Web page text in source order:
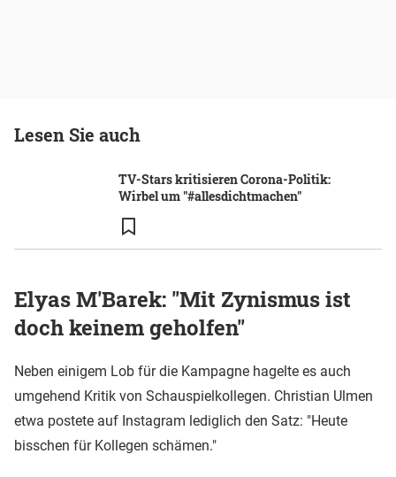
Lesen Sie auch
TV-Stars kritisieren Corona-Politik:
Wirbel um "#allesdichtmachen"
Elyas M'Barek: "Mit Zynismus ist
doch keinem geholfen"
Neben einigem Lob für die Kampagne hagelte es auch
umgehend Kritik von Schauspielkollegen. Christian Ulmen
etwa postete auf Instagram lediglich den Satz: "Heute
bisschen für Kollegen schämen."